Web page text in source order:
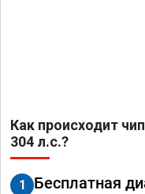
Как происходит
304 л.с.?
1 Бесплатная